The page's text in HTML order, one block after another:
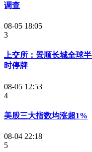
调查
08-05 18:05
3
上交所：景顺长城全球
时停牌
08-05 12:53
4
美股三大指数均涨超1%
08-04 22:18
5